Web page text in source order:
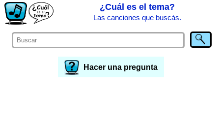
¿Cuál es el tema?
Las canciones que buscás.
Hacer una pregunta